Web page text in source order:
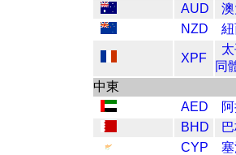
AUD
NZD
XPF
同
中東
AED
BHD
CYP